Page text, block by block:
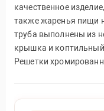
качественное
также жаренья пищи
труба выполнены из
крышка и
Решетки